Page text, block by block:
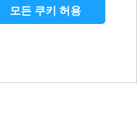
모든 쿠키 허용